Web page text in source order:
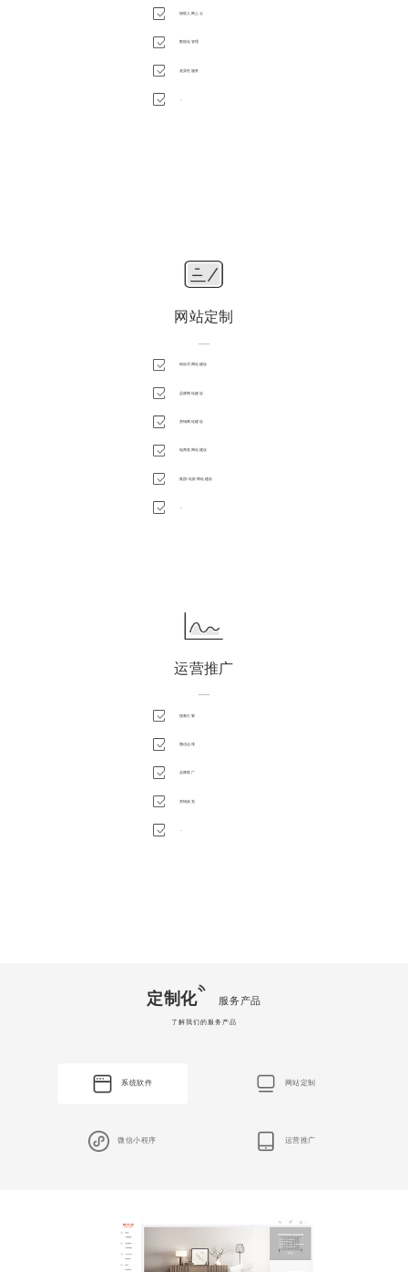
物联入网上云
数据化管理
差异性服务
...
网站定制
——
响应式网站建设
品牌网站建设
营销网站建设
电商类网站建设
集团/站群网站建设
...
运营推广
——
搜索引擎
微信运维
品牌推广
营销策划
定制化 服务产品
了解我们的服务产品
系统软件 网站定制
微信小程序 运营推广